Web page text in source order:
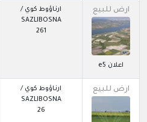
ارض للبيع
اعلان e5
ارناؤوط كوي /
SAZLIBOSNA
261
ارض للبيع
ارناؤوط كوي /
SAZLIBOSNA
26